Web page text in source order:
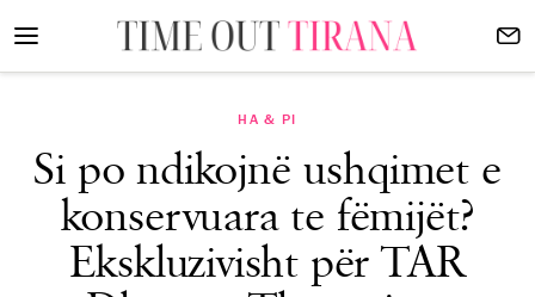
HA & PI
Si po ndikojnë ushqimet e
konservuara te fëmijët?
Ekskluzivisht për TAR